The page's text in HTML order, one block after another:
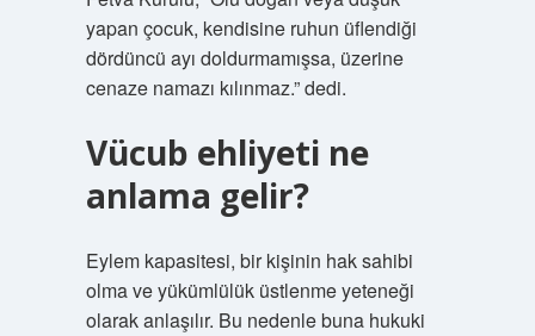
yapan çocuk, kendisine ruhun üflendiği
dördüncü ayı doldurmamışsa, üzerine
cenaze namazı kılınmaz.” dedi.
Vücub ehliyeti ne
anlama gelir?
Eylem kapasitesi, bir kişinin hak sahibi
olma ve yükümlülük üstlenme yeteneği
olarak anlaşılır. Bu nedenle buna hukuki